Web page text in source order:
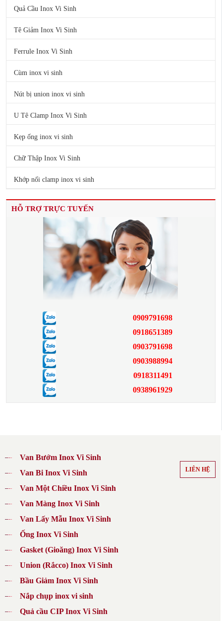
Quả Cầu Inox Vi Sinh
Tê Giảm Inox Vi Sinh
Ferrule Inox Vi Sinh
Cùm inox vi sinh
Nút bị union inox vi sinh
U Tê Clamp Inox Vi Sinh
Kẹp ống inox vi sinh
Chữ Thập Inox Vi Sinh
Khớp nối clamp inox vi sinh
HỖ TRỢ TRỰC TUYẾN
0909791698
0918651389
0903791698
0903988994
0918311491
0938961929
LIÊN HỆ
Van Bướm Inox Vi Sinh
Van Bi Inox Vi Sinh
Van Một Chiều Inox Vi Sinh
Van Màng Inox Vi Sinh
Van Lấy Mẫu Inox Vi Sinh
Ống Inox Vi Sinh
Gasket (Gioăng) Inox Vi Sinh
Union (Rắcco) Inox Vi Sinh
Bầu Giảm Inox Vi Sinh
Nắp chụp inox vi sinh
Quả cầu CIP Inox Vi Sinh